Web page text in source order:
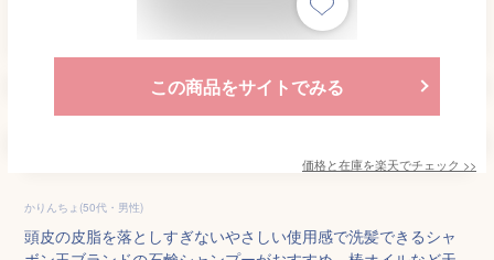
この商品をサイトでみる
価格と在庫を楽天でチェック >>
かりんちょ(50代・男性)
頭皮の皮脂を落としすぎないやさしい使用感で洗髪できるシャ